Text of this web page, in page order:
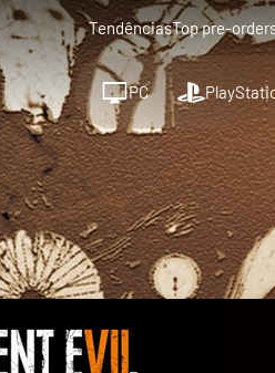
TendênciasTop pre-
PC